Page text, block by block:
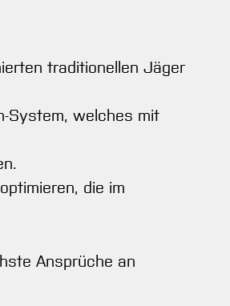
traditionellen Jäger
System, welches mit
die im
Ansprüche an